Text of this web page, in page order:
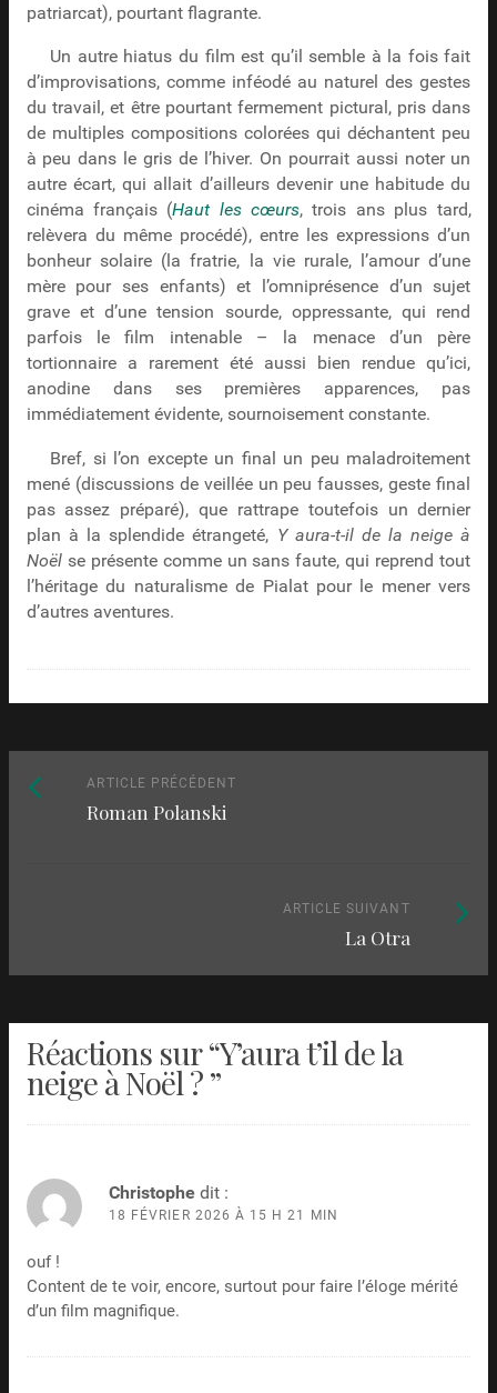
patriarcat), pourtant flagrante.
Un autre hiatus du film est qu’il semble à la fois fait
d’improvisations, comme inféodé au naturel des gestes
du travail, et être pourtant fermement pictural, pris dans
de multiples compositions colorées qui déchantent peu
à peu dans le gris de l’hiver. On pourrait aussi noter un
autre écart, qui allait d’ailleurs devenir une habitude du
cinéma français (Haut les cœurs, trois ans plus tard,
relèvera du même procédé), entre les expressions d’un
bonheur solaire (la fratrie, la vie rurale, l’amour d’une
mère pour ses enfants) et l’omniprésence d’un sujet
grave et d’une tension sourde, oppressante, qui rend
parfois le film intenable – la menace d’un père
tortionnaire a rarement été aussi bien rendue qu’ici,
anodine dans ses premières apparences, pas
immédiatement évidente, sournoisement constante.
Bref, si l’on excepte un final un peu maladroitement
mené (discussions de veillée un peu fausses, geste final
pas assez préparé), que rattrape toutefois un dernier
plan à la splendide étrangeté, Y aura-t-il de la neige à
Noëlse présente comme un sans faute, qui reprend tout
l’héritage du naturalisme de Pialat pour le mener vers
d’autres aventures.
Naviguez
parmi
ARTICLE PRÉCÉDENT
Roman Polanski
ARTICLE SUIVANT
La Otra
Article
Réactions sur “Y’aura t’il de la
neige à Noël ?”
Christophe dit :
18 FÉVRIER 2026 À 15 H 21 MIN
ouf !
Content de te voir, encore, surtout pour faire l’éloge mérité
d’un film magnifique.